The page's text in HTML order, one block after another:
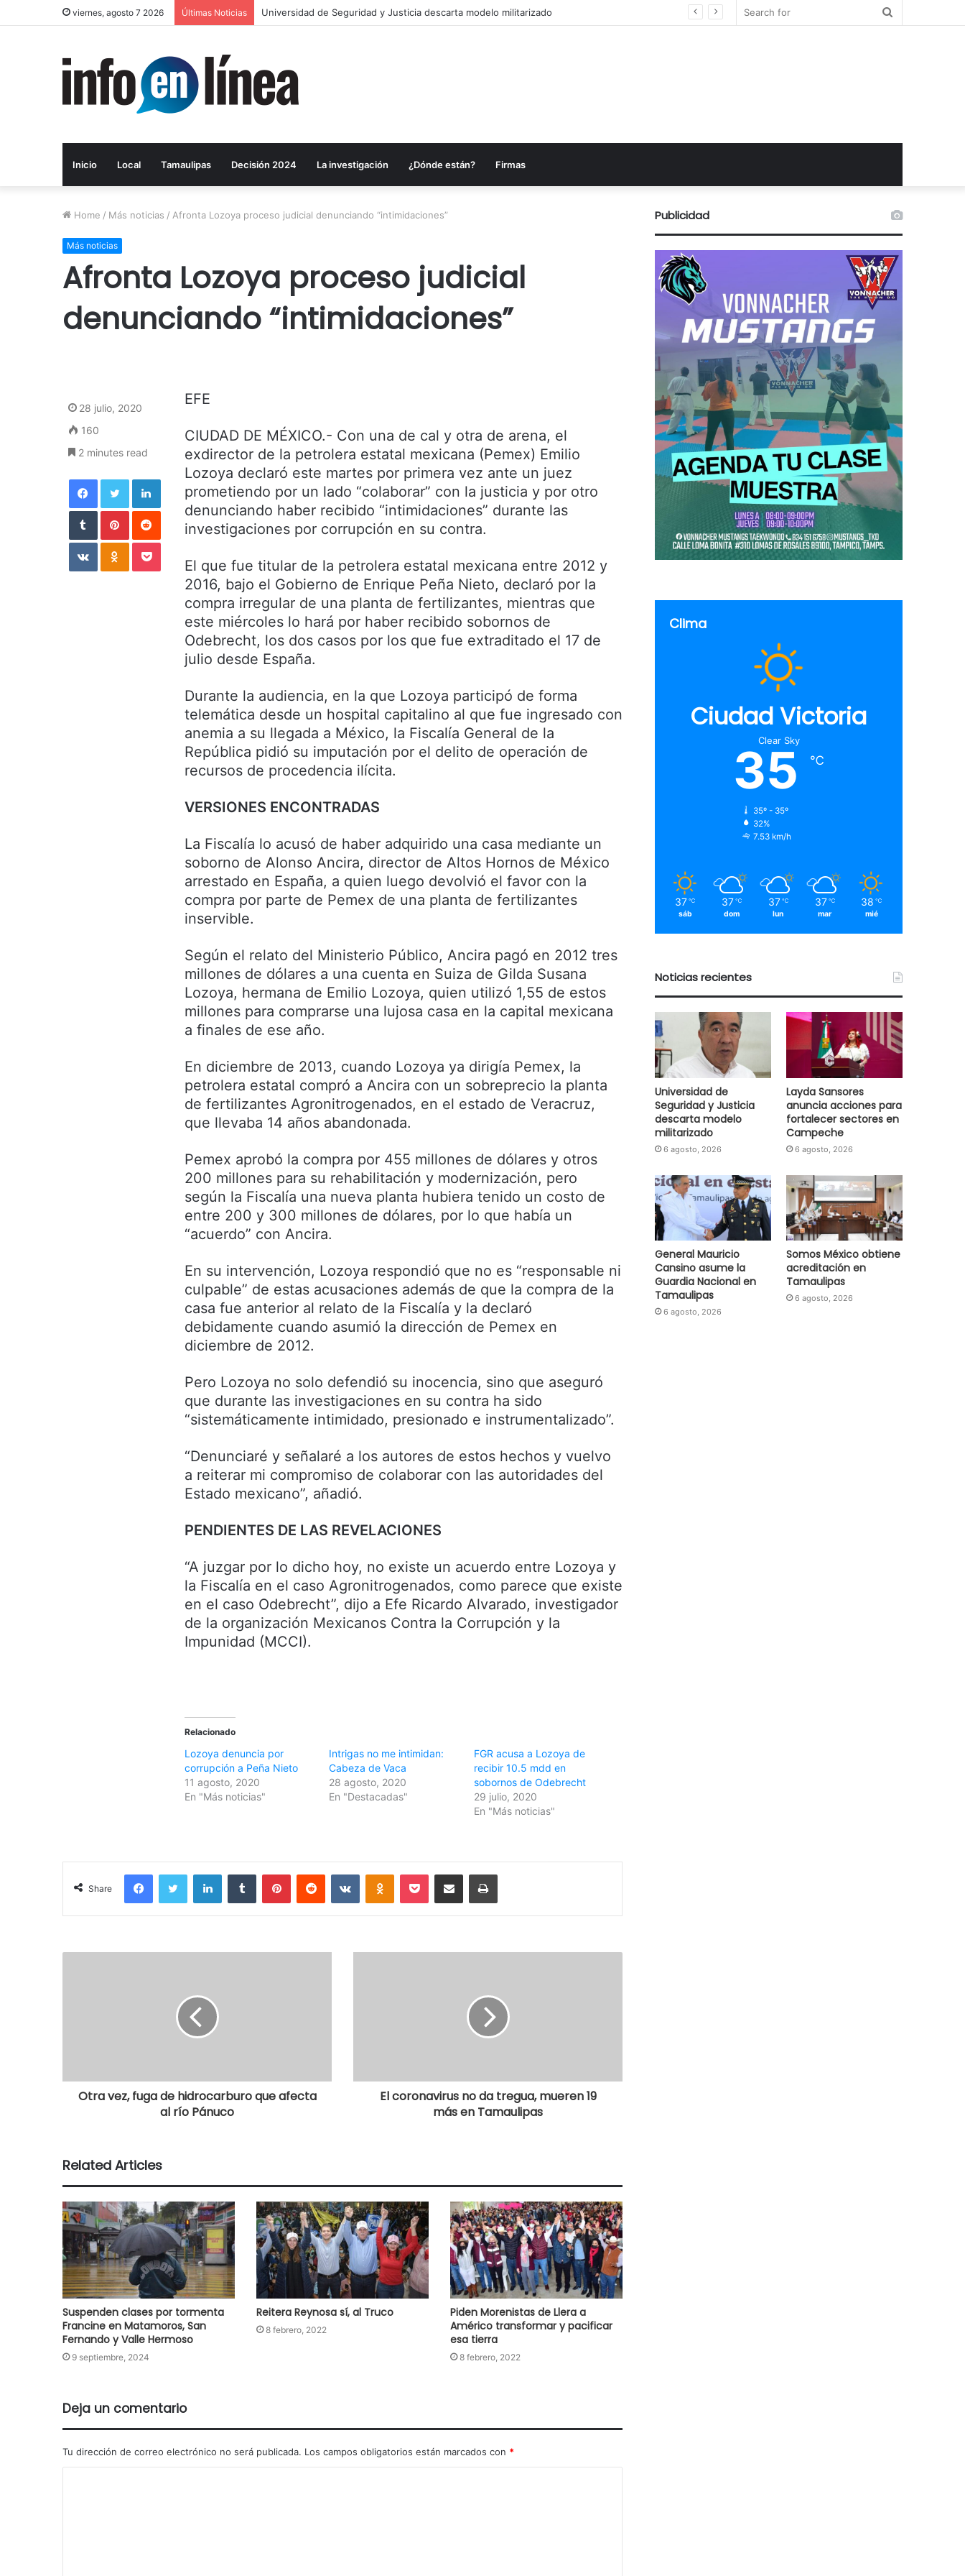
viernes, agosto 7 2026 Últimas Noticias Universidad de Seguridad y Justicia descarta modelo militarizado
Inicio Local Tamaulipas Decisión 2024 La investigación ¿Dónde están? Firmas
Home / Más noticias / Afronta Lozoya proceso judicial denunciando “intimidaciones”
Más noticias
Afronta Lozoya proceso judicial
denunciando “intimidaciones”
EFE
CIUDAD DE MÉXICO.- Con una de cal y otra de arena, el
exdirector de la petrolera estatal mexicana (Pemex) Emilio
Lozoya declaró este martes por primera vez ante un juez
prometiendo por un lado “colaborar” con la justicia y por otro
denunciando haber recibido “intimidaciones” durante las
investigaciones por corrupción en su contra.
El que fue titular de la petrolera estatal mexicana entre 2012 y
2016, bajo el Gobierno de Enrique Peña Nieto, declaró por la
compra irregular de una planta de fertilizantes, mientras que
este miércoles lo hará por haber recibido sobornos de
Odebrecht, los dos casos por los que fue extraditado el 17 de
julio desde España.
Durante la audiencia, en la que Lozoya participó de forma
telemática desde un hospital capitalino al que fue ingresado con
anemia a su llegada a México, la Fiscalía General de la
República pidió su imputación por el delito de operación de
recursos de procedencia ilícita.
VERSIONES ENCONTRADAS
La Fiscalía lo acusó de haber adquirido una casa mediante un
soborno de Alonso Ancira, director de Altos Hornos de México
arrestado en España, a quien luego devolvió el favor con la
compra por parte de Pemex de una planta de fertilizantes
inservible.
Según el relato del Ministerio Público, Ancira pagó en 2012 tres
millones de dólares a una cuenta en Suiza de Gilda Susana
Lozoya, hermana de Emilio Lozoya, quien utilizó 1,55 de estos
millones para comprarse una lujosa casa en la capital mexicana
a finales de ese año.
En diciembre de 2013, cuando Lozoya ya dirigía Pemex, la
petrolera estatal compró a Ancira con un sobreprecio la planta
de fertilizantes Agronitrogenados, en el estado de Veracruz,
que llevaba 14 años abandonada.
Pemex aprobó la compra por 455 millones de dólares y otros
200 millones para su rehabilitación y modernización, pero
según la Fiscalía una nueva planta hubiera tenido un costo de
entre 200 y 300 millones de dólares, por lo que había un
“acuerdo” con Ancira.
En su intervención, Lozoya respondió que no es “responsable ni
culpable” de estas acusaciones además de que la compra de la
casa fue anterior al relato de la Fiscalía y la declaró
debidamente cuando asumió la dirección de Pemex en
diciembre de 2012.
Pero Lozoya no solo defendió su inocencia, sino que aseguró
que durante las investigaciones en su contra ha sido
“sistemáticamente intimidado, presionado e instrumentalizado”.
“Denunciaré y señalaré a los autores de estos hechos y vuelvo
a reiterar mi compromiso de colaborar con las autoridades del
Estado mexicano”, añadió.
PENDIENTES DE LAS REVELACIONES
“A juzgar por lo dicho hoy, no existe un acuerdo entre Lozoya y
la Fiscalía en el caso Agronitrogenados, como parece que existe
en el caso Odebrecht”, dijo a Efe Ricardo Alvarado, investigador
de la organización Mexicanos Contra la Corrupción y la
Impunidad (MCCI).
Relacionado
Lozoya denuncia por
corrupción a Peña Nieto
11 agosto, 2020
En "Más noticias"
Intrigas no me intimidan:
Cabeza de Vaca
28 agosto, 2020
En "Destacadas"
FGR acusa a Lozoya de
recibir 10.5 mdd en
sobornos de Odebrecht
29 julio, 2020
En "Más noticias"
28 julio, 2020
160
2 minutes read
Facebook Twitter LinkedIn
Tumblr Pinterest Reddit
VKontakte Odnoklassniki Pocket
Share
Otra vez, fuga de hidrocarburo que afecta
al río Pánuco
El coronavirus no da tregua, mueren 19
más en Tamaulipas
Related Articles
Suspenden clases por tormenta
Francine en Matamoros, San
Fernando y Valle Hermoso
9 septiembre, 2024
Reitera Reynosa sí, al Truco
8 febrero, 2022
Piden Morenistas de Llera a
Américo transformar y pacificar
esa tierra
8 febrero, 2022
Deja un comentario
Tu dirección de correo electrónico no será publicada. Los campos obligatorios están marcados con *
Publicidad
Clima
Ciudad Victoria
Clear Sky
35 ℃
35º - 35º
32%
7.53 km/h
37 ℃
sáb
37 ℃
dom
37 ℃
lun
37 ℃
mar
38 ℃
mié
Noticias recientes
Universidad de
Seguridad y Justicia
descarta modelo
militarizado
6 agosto, 2026
Layda Sansores
anuncia acciones para
fortalecer sectores en
Campeche
6 agosto, 2026
General Mauricio
Cansino asume la
Guardia Nacional en
Tamaulipas
6 agosto, 2026
Somos México obtiene
acreditación en
Tamaulipas
6 agosto, 2026